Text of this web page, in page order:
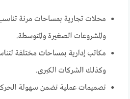
محلات تجارية بمساحات مرنة تناسب
والمشروعات الصغيرة والمتوسطة.
مكاتب إدارية بمساحات مختلفة
وكذلك الشركات الكبرى.
تصميمات عملية تضمن سهولة